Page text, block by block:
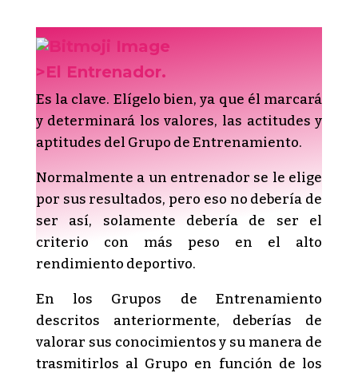
>El Entrenador.
Es la clave. Elígelo bien, ya que él marcará
y determinará los valores, las actitudes y
aptitudes del Grupo de Entrenamiento.
Normalmente a un entrenador se le elige
por sus resultados, pero eso no debería de
ser así, solamente debería de ser el
criterio con más peso en el alto
rendimiento deportivo.
En los Grupos de Entrenamiento
descritos anteriormente, deberías de
valorar sus conocimientos y su manera de
trasmitirlos al Grupo en función de los